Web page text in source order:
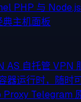
PHP 与
典主机面板
AS 自托管 VPN
器运行时，随时
Proxy Telegram